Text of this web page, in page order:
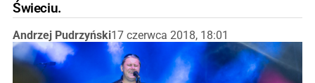
Świeciu.
Andrzej Pudrzyński17 czerwca 2018, 18:01